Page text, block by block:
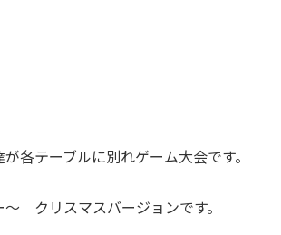
各テーブルに別れゲーム大会です。
クリスマスバージョンです。